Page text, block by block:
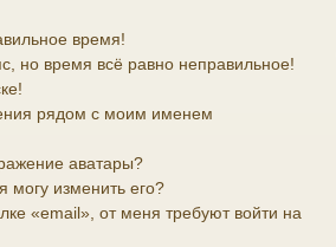
время!
но время всё равно неправильное!
рядом с моим именем
аватары?
могу изменить его?
«email», от меня требуют войти на